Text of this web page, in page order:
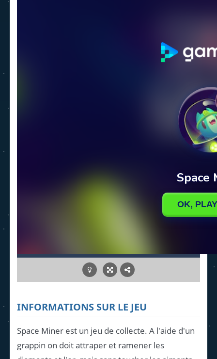
INFORMATIONS SUR LE JEU
Space Miner est un jeu de collecte. A l'aide d'un
grappin on doit attraper et ramener les